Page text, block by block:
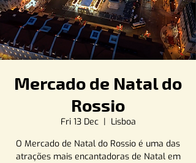
Mercado de Natal do
Rossio
Fri 13 Dec
  |
Lisboa
O Mercado de Natal do Rossio é uma das
atrações mais encantadoras de Natal em